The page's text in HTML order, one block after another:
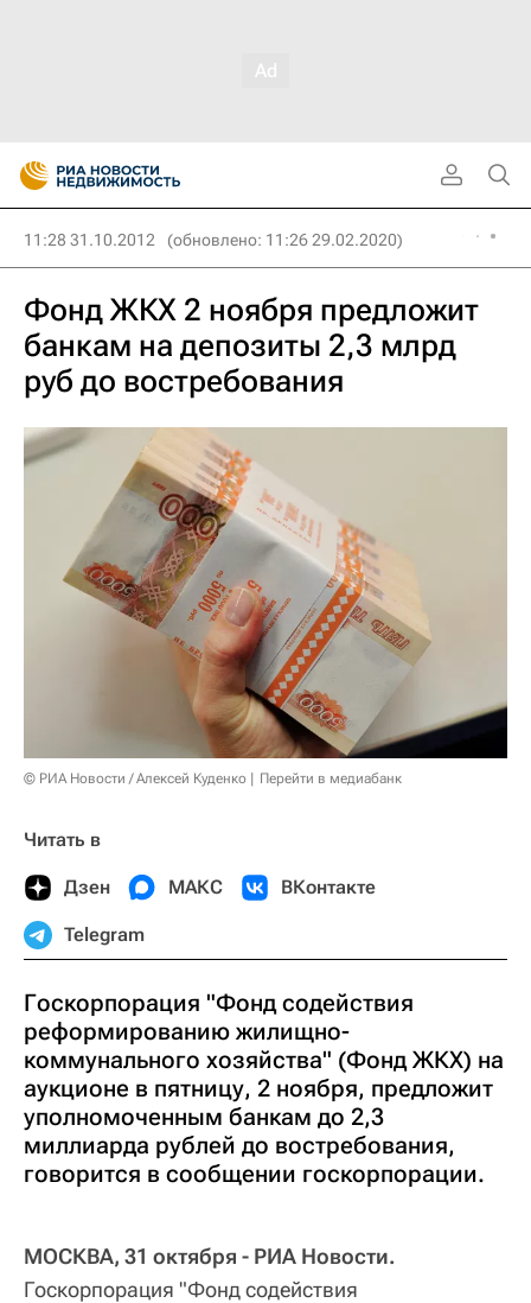
11:28 31.10.2012 (обновлено: 11:26 29.02.2020)
Фонд ЖКХ 2 ноября предложит
банкам на депозиты 2,3 млрд
руб до востребования
© РИА Новости / Алексей Куденко Перейти в медиабанк
Читать в
Дзен МАКС ВКонтакте
Telegram
Госкорпорация "Фонд содействия
реформированию жилищно-
коммунального хозяйства" (Фонд ЖКХ) на
аукционе в пятницу, 2 ноября, предложит
уполномоченным банкам до 2,3
миллиарда рублей до востребования,
говорится в сообщении госкорпорации.
МОСКВА, 31 октября - РИА Новости.
Госкорпорация "Фонд содействия